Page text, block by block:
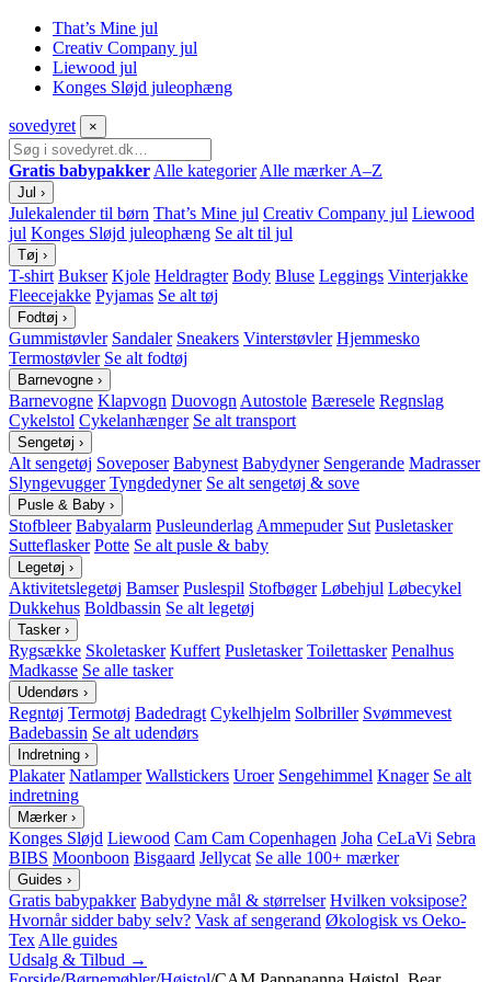
That’s Mine jul
Creativ Company jul
Liewood jul
Konges Sløjd juleophæng
sovedyret ×
Gratis babypakker Alle kategorier Alle mærker A–Z
Jul ›
Julekalender til børn That’s Mine jul Creativ Company jul Liewood
jul Konges Sløjd juleophæng Se alt til jul
Tøj ›
T-shirt Bukser Kjole Heldragter Body Bluse Leggings Vinterjakke
Fleecejakke Pyjamas Se alt tøj
Fodtøj ›
Gummistøvler Sandaler Sneakers Vinterstøvler Hjemmesko
Termostøvler Se alt fodtøj
Barnevogne ›
Barnevogne Klapvogn Duovogn Autostole Bæresele Regnslag
Cykelstol Cykelanhænger Se alt transport
Sengetøj ›
Alt sengetøj Soveposer Babynest Babydyner Sengerande Madrasser
Slyngevugger Tyngdedyner Se alt sengetøj & sove
Pusle & Baby ›
Stofbleer Babyalarm Pusleunderlag Ammepuder Sut Pusletasker
Sutteflasker Potte Se alt pusle & baby
Legetøj ›
Aktivitetslegetøj Bamser Puslespil Stofbøger Løbehjul Løbecykel
Dukkehus Boldbassin Se alt legetøj
Tasker ›
Rygsække Skoletasker Kuffert Pusletasker Toilettasker Penalhus
Madkasse Se alle tasker
Udendørs ›
Regntøj Termotøj Badedragt Cykelhjelm Solbriller Svømmevest
Badebassin Se alt udendørs
Indretning ›
Plakater Natlamper Wallstickers Uroer Sengehimmel Knager Se alt
indretning
Mærker ›
Konges Sløjd Liewood Cam Cam Copenhagen Joha CeLaVi Sebra
BIBS Moonboon Bisgaard Jellycat Se alle 100+ mærker
Guides ›
Gratis babypakker Babydyne mål & størrelser Hvilken voksipose?
Hvornår sidder baby selv? Vask af sengerand Økologisk vs Oeko-
Tex Alle guides
Udsalg & Tilbud →